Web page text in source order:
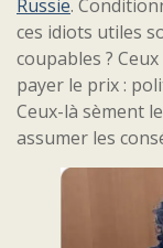
Russie.
ces idiots utiles
coupables ?
payer le prix :
Ceux-là sèment
assumer les